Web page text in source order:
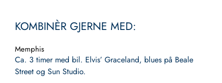
KOMBINÈR GJERNE MED:
Memphis
Ca. 3 timer med bil. Elvis’ Graceland, blues på Beale
Street og Sun Studio.